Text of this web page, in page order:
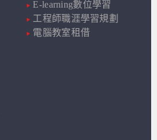
E-learning數位學習
工程師職涯學習規劃
電腦教室租借